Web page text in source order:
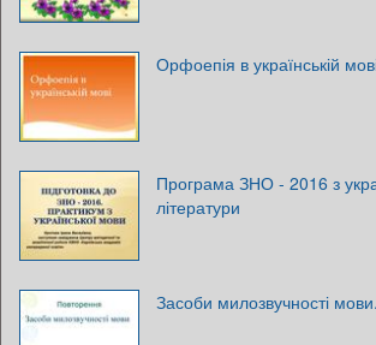
Орфоепія в українській
Програма ЗНО - 2016 з
літератури
Засоби милозвучності